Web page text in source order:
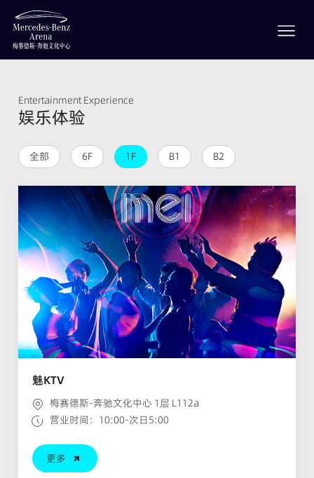
Entertainment Experience
娱乐体验
全部 6F 1F B1 B2
魅KTV
梅赛德斯-奔驰文化中心 1层 L112a
营业时间：10:00-次日5:00
更多